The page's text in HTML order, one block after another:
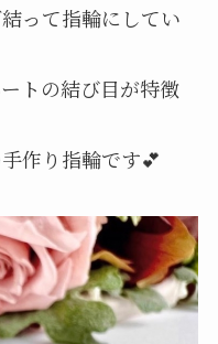
って指輪にしてい
トの結び目が特徴
作り指輪です💕